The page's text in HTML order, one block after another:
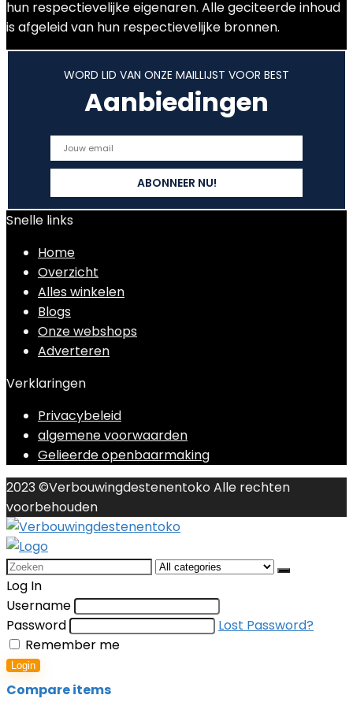
hun respectievelijke eigenaren. Alle geciteerde inhoud
is afgeleid van hun respectievelijke bronnen.
WORD LID VAN ONZE MAILLIJST VOOR BEST
Aanbiedingen
Snelle links
Home
Overzicht
Alles winkelen
Blogs
Onze webshops
Adverteren
Verklaringen
Privacybeleid
algemene voorwaarden
Gelieerde openbaarmaking
2023 ©Verbouwingdestenentoko Alle rechten
voorbehouden
Search
for:
Log In
Username
Password
Lost Password?
Remember me
Login
Compare items